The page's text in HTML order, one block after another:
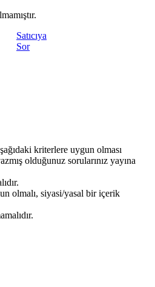
Satıcıya
Sor
kriterlere uygun olması
olduğunuz sorularınız yayına
olmalı, siyasi/yasal bir içerik